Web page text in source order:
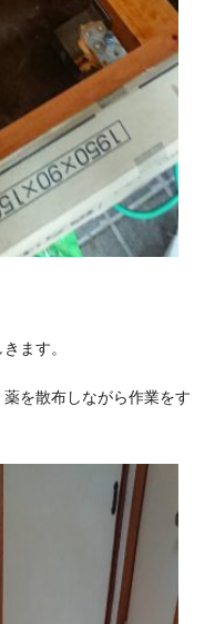
ます。
を散布しながら作業をす